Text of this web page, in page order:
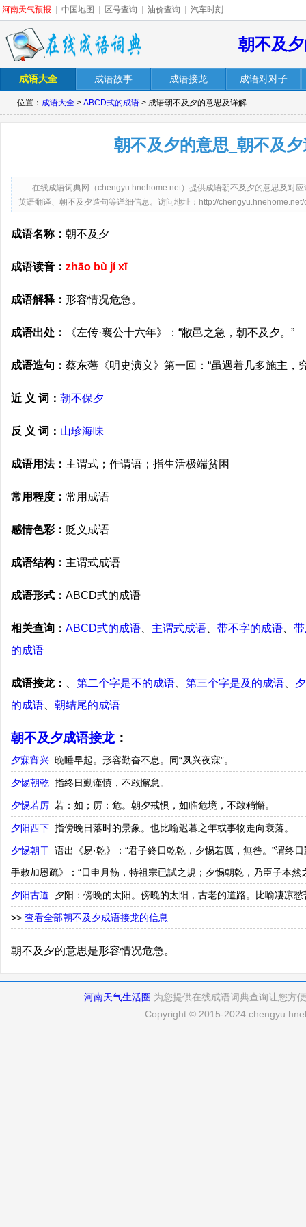
河南天气预报 中国地图 区号查询 油价查询 汽车时刻
朝不及
成语大全 成语故事 成语接龙 成语对对子
位置： 成语大全 > ABCD式的成语 > 成语朝不及夕的意思及详解
朝不及夕的意思_朝不及
在线成语词典网（chengyu.hnehome.net）提供成语朝不及夕的意思及对
英语翻译、朝不及夕造句等详细信息。访问地址：http://
成语名称： 朝不及夕
成语读音： zhāo bù jí xī
成语解释： 形容情况危急。
成语出处： 《左传·襄公十六年》：“敝邑之急，朝不及夕。”
成语造句： 蔡东藩《明史演义》第一回：“虽遇着几多施主，
近 义 词： 朝不保夕
反 义 词： 山珍海味
成语用法： 主谓式；作谓语；指生活极端贫困
常用程度： 常用成语
感情色彩： 贬义成语
成语结构： 主谓式成语
成语形式： ABCD式的成语
相关查询： ABCD式的成语 主谓式成语 带不字的成语
的成语
成语接龙： 第二个字是不的成语 第三个字是及的成语
的成语
朝结尾的成语
朝不及夕成语接龙：
夕寐宵兴 晚睡早起。形容勤奋不息。同“夙兴夜寐”。
夕惕朝乾 指终日勤谨慎，不敢懈怠。
夕惕若厉 若：如；厉：危。朝夕戒惧，如临危境，不敢稍懈。
夕阳西下 指傍晚日落时的景象。也比喻迟暮之年或事物走向衰落。
夕惕朝干 语出《易·乾》：“君子終日乾乾，夕惕若厲，無咎。”谓终
手敕加恩疏》：“日申月飭，特祖宗已試之規；夕惕朝乾，乃臣子本然
夕阳古道 夕阳：傍晚的太阳。傍晚的太阳，古老的道路。比喻凄凉愁
>> 查看全部朝不及夕成语接龙的信息
朝不及夕的意思是形容情况危急。
河南天气生活圈 为您提供在线成语词典查询让您方
Copyright © 2015-2024